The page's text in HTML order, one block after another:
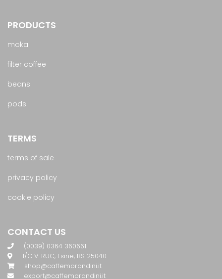
PRODUCTS
moka
filter coffee
beans
pods
TERMS
terms of sale
privacy policy
cookie policy
CONTACT US
(0039) 0364 360661
1/C V. RUC, Esine, BS 25040
shop@caffemorandini.it
export@caffemorandini.it